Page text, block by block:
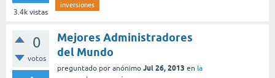
3.4k vistas
inversiones
0
votos
Mejores Administradores
del Mundo
preguntado por anónimo Jul 26, 2013 en la